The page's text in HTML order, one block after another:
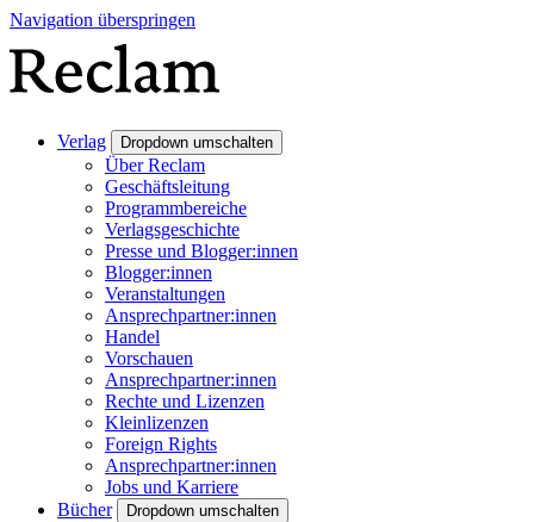
Navigation überspringen
Verlag Dropdown umschalten
Über Reclam
Geschäftsleitung
Programmbereiche
Verlagsgeschichte
Presse und Blogger:innen
Blogger:innen
Veranstaltungen
Ansprechpartner:innen
Handel
Vorschauen
Ansprechpartner:innen
Rechte und Lizenzen
Kleinlizenzen
Foreign Rights
Ansprechpartner:innen
Jobs und Karriere
Bücher
Dropdown umschalten